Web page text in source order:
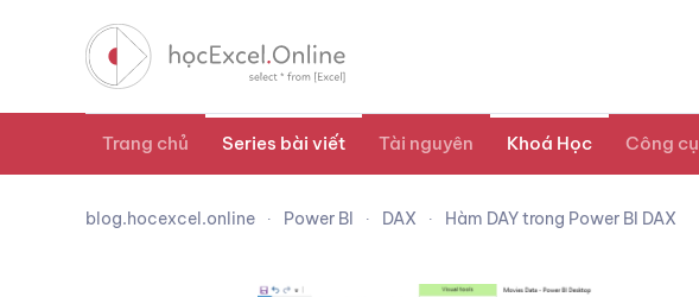
Trang chủ Series bài viết Tài nguyên Khoá Học Công cụ
blog.hocexcel.online Power BI DAX Hàm DAY trong Power BI DAX